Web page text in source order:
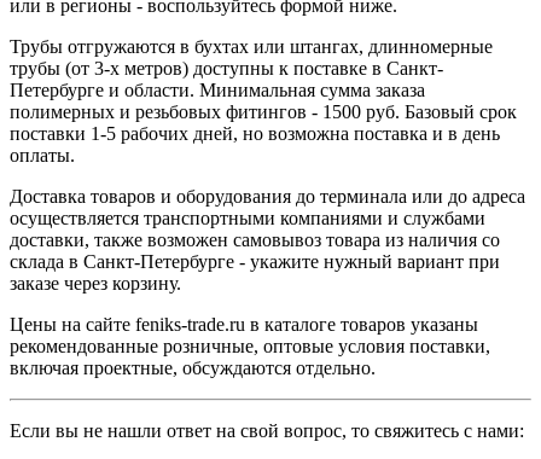
или в регионы - воспользуйтесь формой ниже.
Трубы отгружаются в бухтах или штангах, длинномерные
трубы (от 3-х метров) доступны к поставке в Санкт-
Петербурге и области. Минимальная сумма заказа
полимерных и резьбовых фитингов - 1500 руб. Базовый срок
поставки 1-5 рабочих дней, но возможна поставка и в день
оплаты.
Доставка товаров и оборудования до терминала или до адреса
осуществляется транспортными компаниями и службами
доставки, также возможен самовывоз товара из наличия со
склада в Санкт-Петербурге - укажите нужный вариант при
заказе через корзину.
Цены на сайте feniks-trade.ru в каталоге товаров указаны
рекомендованные розничные, оптовые условия поставки,
включая проектные, обсуждаются отдельно.
Если вы не нашли ответ на свой вопрос, то свяжитесь с нами: